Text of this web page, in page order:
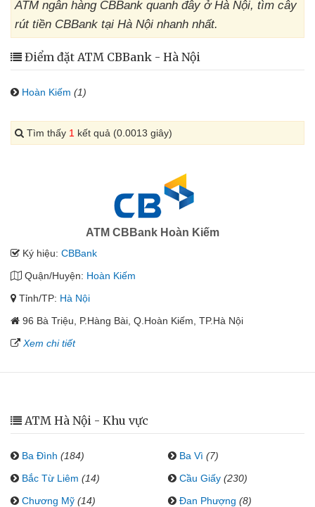
ATM ngân hàng CBBank quanh đây ở Hà Nội, tìm cây
rút tiền CBBank tại Hà Nội nhanh nhất.
Điểm đặt ATM CBBank - Hà Nội
Hoàn Kiếm (1)
Tìm thấy 1 kết quả (0.0013 giây)
ATM CBBank Hoàn Kiếm
Ký hiệu: CBBank
Quận/Huyện: Hoàn Kiếm
Tỉnh/TP: Hà Nội
96 Bà Triệu, P.Hàng Bài, Q.Hoàn Kiếm, TP.Hà Nội
Xem chi tiết
ATM Hà Nội - Khu vực
Ba Đình (184) Ba Vì (7)
Bắc Từ Liêm (14) Cầu Giấy (230)
Chương Mỹ (14) Đan Phượng (8)